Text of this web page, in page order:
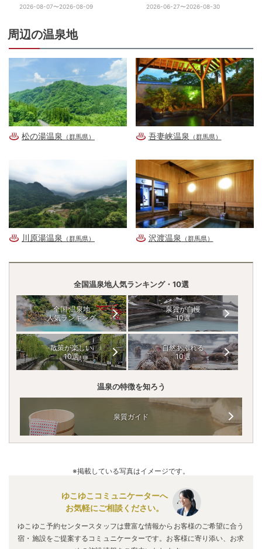
2026-08-07〜2026-08-09 2026-06-27〜2026-08-30
周辺の温泉地
松の湯温泉 （群馬県） 吾妻峡温泉 （群馬県）
川原湯温泉 （群馬県） 沢渡温泉 （群馬県）
全国温泉地人気ランキング・10選
全国 温泉地
人気ランキング
泉質が自慢
10選
散策が楽しい
10選
自然あふれる
10選
温泉の特徴を知ろう
泉質ガイド
※掲載している写真はイメージです。
ゆこゆこコミュニケーターへ
お気軽にご相談ください。
ゆこゆこ予約センタースタッフは豊富な情報からお客様のご希望に合う
宿・施設をご提案するコミュニケーターです。お客様に寄り添い、お求